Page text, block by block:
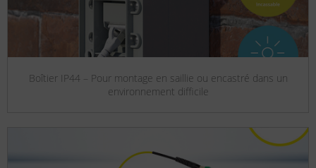
Boîtier IP44 – Pour montage en saillie ou encastré dans un
environnement difficile